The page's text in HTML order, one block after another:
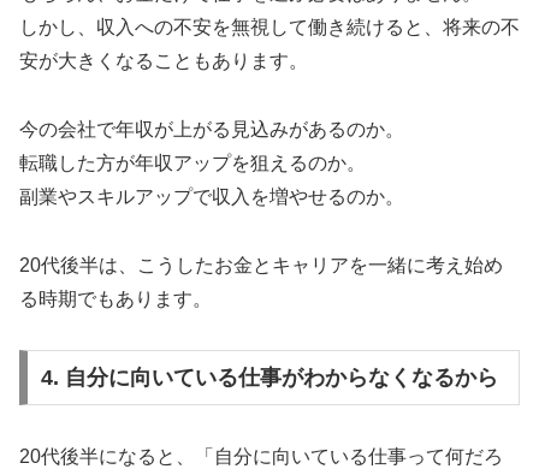
しかし、収入への不安を無視して働き続けると、将来の不
安が大きくなることもあります。
今の会社で年収が上がる見込みがあるのか。
転職した方が年収アップを狙えるのか。
副業やスキルアップで収入を増やせるのか。
20代後半は、こうしたお金とキャリアを一緒に考え始め
る時期でもあります。
4. 自分に向いている仕事がわからなくなるから
20代後半になると、「自分に向いている仕事って何だろ